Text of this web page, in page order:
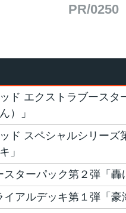
PR/0250
ド エクストラブースタ
）」
ド スペシャルシリーズ
」
スターパック第２弾「轟
イアルデッキ第１弾「豪